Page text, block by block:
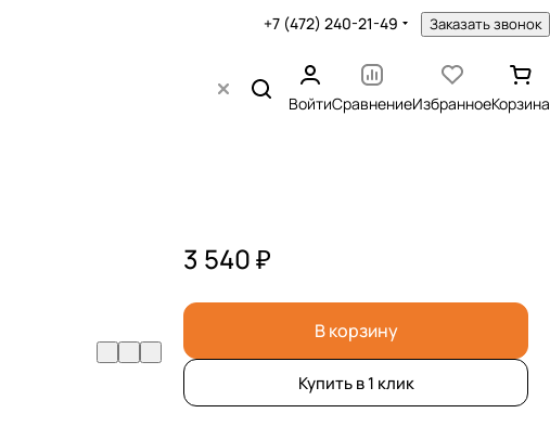
+7 (472) 240-21-49 Заказать звонок
ВойтиСравнениеИзбранноеКорзина
3 540 ₽
В корзину
Купить в 1 клик